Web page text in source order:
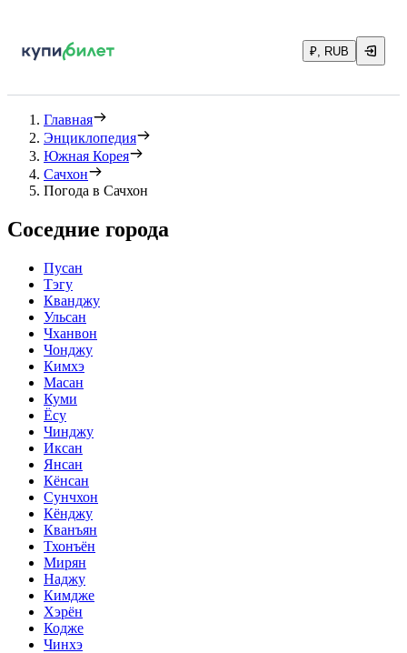
₽, RUB
Главная
Энциклопедия
Южная Корея
Сачхон
Погода в Сачхон
Соседние города
Пусан
Тэгу
Кванджу
Ульсан
Чханвон
Чонджу
Кимхэ
Масан
Куми
Ёсу
Чинджу
Иксан
Янсан
Кёнсан
Сунчхон
Кёнджу
Кванъян
Тхонъён
Мирян
Наджу
Кимдже
Хэрён
Кодже
Чинхэ